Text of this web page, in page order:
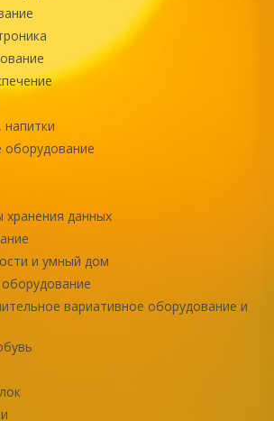
оборудование
хранения данных
и умный дом
вариативное оборудование и